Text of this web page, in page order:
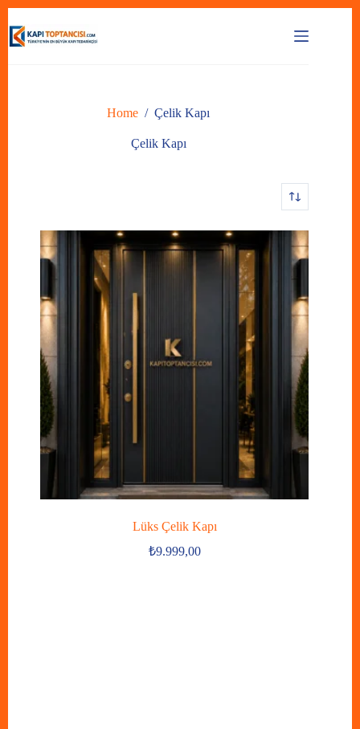
to
content
Home / Çelik Kapı
Çelik Kapı
Lüks Çelik Kapı
₺9.999,00